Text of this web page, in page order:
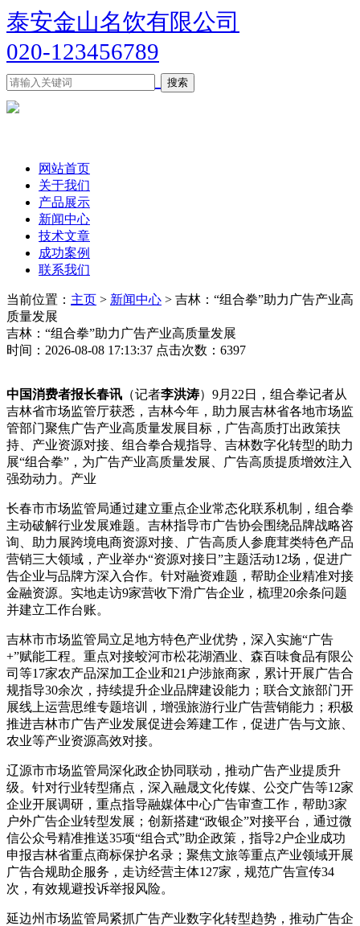
泰安金山名饮有限公司
020-123456789
网站首页
关于我们
产品展示
新闻中心
技术文章
成功案例
联系我们
当前位置： 主页 > 新闻中心 > 吉林：“组合拳”助力广告产业高
质量发展
吉林：“组合拳”助力广告产业高质量发展
时间：2026-08-08 17:13:37 点击次数：6397
中国消费者报长春讯 （记者李洪涛）9月22日，组合拳记者从
吉林省市场监管厅获悉，吉林今年，助力展吉林省各地市场监
管部门聚焦广告产业高质量发展目标，广告高质打出政策扶
持、产业资源对接、组合拳合规指导、吉林数字化转型的助力
展“组合拳”，为广告产业高质量发展、广告高质提质增效注入
强劲动力。产业
长春市市场监管局通过建立重点企业常态化联系机制，组合拳
主动破解行业发展难题。吉林指导市广告协会围绕品牌战略咨
询、助力展跨境电商资源对接、广告高质人参鹿茸类特色产品
营销三大领域，产业举办“资源对接日”主题活动12场，促进广
告企业与品牌方深入合作。针对融资难题，帮助企业精准对接
金融资源。实地走访9家营收下滑广告企业，梳理20余条问题
并建立工作台账。
吉林市市场监管局立足地方特色产业优势，深入实施“广告
+”赋能工程。重点对接蛟河市松花湖酒业、森百味食品有限公
司等17家农产品深加工企业和21户涉旅商家，累计开展广告合
规指导30余次，持续提升企业品牌建设能力；联合文旅部门开
展线上运营思维专题培训，增强旅游行业广告营销能力；积极
推进吉林市广告产业发展促进会筹建工作，促进广告与文旅、
农业等产业资源高效对接。
辽源市市场监管局深化政企协同联动，推动广告产业提质升
级。针对行业转型痛点，深入融晟文化传媒、公交广告等12家
企业开展调研，重点指导融媒体中心广告审查工作，帮助3家
户外广告企业转型发展；创新搭建“政银企”对接平台，通过微
信公众号精准推送35项“组合式”助企政策，指导2户企业成功
申报吉林省重点商标保护名录；聚焦文旅等重点产业领域开展
广告合规助企服务，走访经营主体127家，规范广告宣传34
次，有效规避投诉举报风险。
延边州市场监管局紧抓广告产业数字化转型趋势，推动广告企